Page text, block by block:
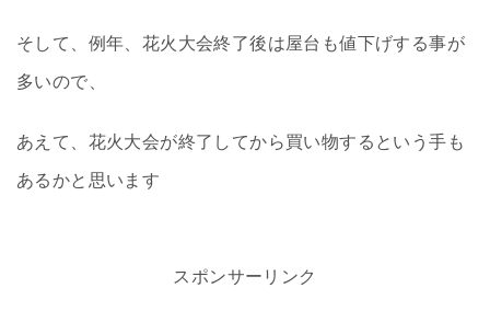
そして、例年、花火大会終了後は屋台も値下げする事が
多いので、
あえて、花火大会が終了してから買い物するという手も
あるかと思います
スポンサーリンク